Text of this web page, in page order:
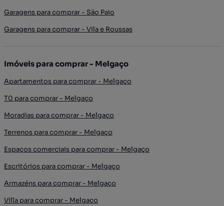
Garagens para comprar - São Paio
Garagens para comprar - Vila e Roussas
Imóveis para comprar - Melgaço
Apartamentos para comprar - Melgaço
T0 para comprar - Melgaço
Moradias para comprar - Melgaço
Terrenos para comprar - Melgaço
Espaços comerciais para comprar - Melgaço
Escritórios para comprar - Melgaço
Armazéns para comprar - Melgaço
Villa para comprar - Melgaço